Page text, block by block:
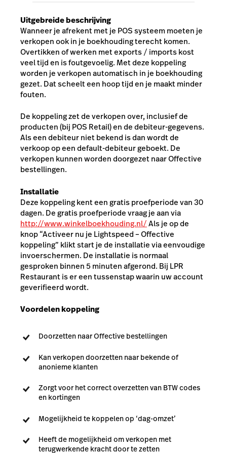
Uitgebreide beschrijving
Wanneer je afrekent met je POS systeem moeten je
verkopen ook in je boekhouding terecht komen.
Overtikken of werken met exports / imports kost
veel tijd en is foutgevoelig. Met deze koppeling
worden je verkopen automatisch in je boekhouding
gezet. Dat scheelt een hoop tijd en je maakt minder
fouten.
De koppeling zet de verkopen over, inclusief de
producten (bij POS Retail) en de debiteur-gegevens.
Als een debiteur niet bekend is dan wordt de
verkoop op een default-debiteur geboekt. De
verkopen kunnen worden doorgezet naar Offective
bestellingen.
Installatie
Deze koppeling kent een gratis proefperiode van 30
dagen. De gratis proefperiode vraag je aan via
http://www.winkelboekhouding.nl/Als je op de
knop “Activeer nu je Lightspeed – Offective
koppeling” klikt start je de installatie via eenvoudige
invoerschermen. De installatie is normaal
gesproken binnen 5 minuten afgerond. Bij LPR
Restaurant is er een tussenstap waarin uw account
geverifieerd wordt.
Voordelen koppeling
Doorzetten naar Offective bestellingen
Kan verkopen doorzetten naar bekende of
anonieme klanten
Zorgt voor het correct overzetten van BTW codes
en kortingen
Mogelijkheid te koppelen op ‘dag-omzet’
Heeft de mogelijkheid om verkopen met
terugwerkende kracht door te zetten